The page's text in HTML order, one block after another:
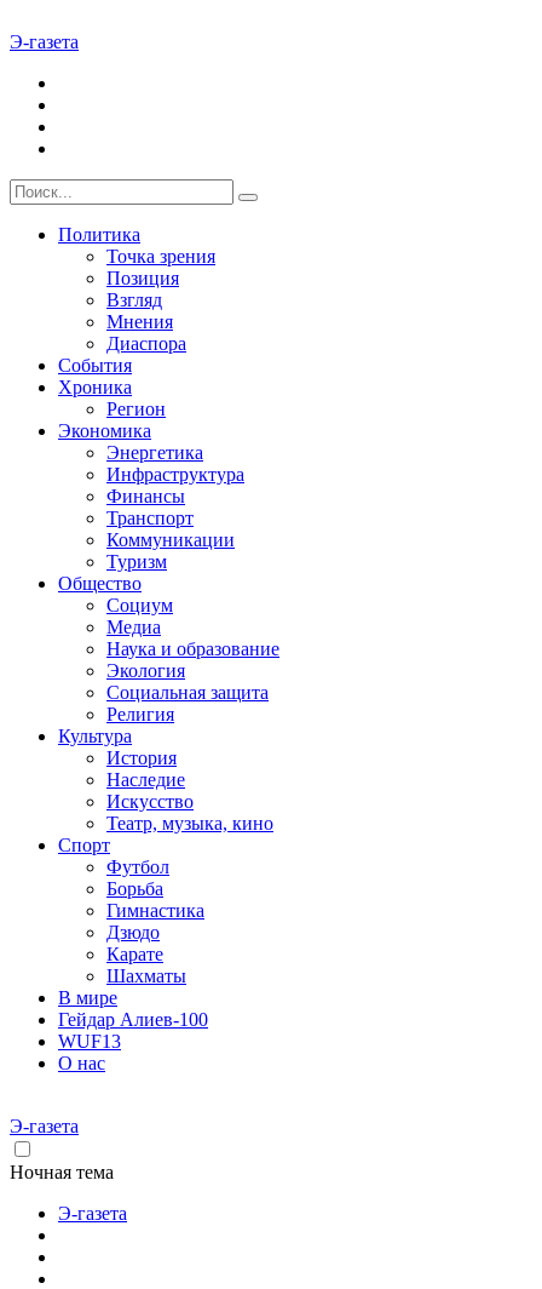
Э-газета
Политика
Точка зрения
Позиция
Взгляд
Мнения
Диаспора
События
Хроника
Регион
Экономика
Энергетика
Инфраструктура
Финансы
Транспорт
Коммуникации
Туризм
Общество
Социум
Медиа
Наука и образование
Экология
Социальная защита
Религия
Культура
История
Наследие
Искусство
Театр, музыка, кино
Спорт
Футбол
Борьба
Гимнастика
Дзюдо
Карате
Шахматы
В мире
Гейдар Алиев-100
WUF13
О нас
Э-газета
Ночная тема
Э-газета